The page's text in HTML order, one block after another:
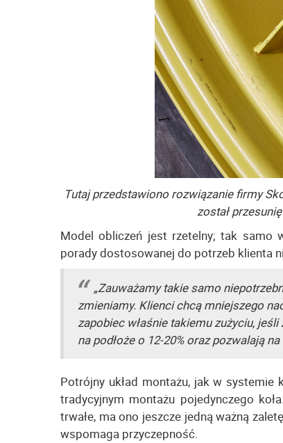
Tutaj przedstawiono rozwiązanie firmy
został
Model obliczeń jest rzetelny; tak samo
porady dostosowanej do potrzeb klienta
„Zauważamy takie samo
zmieniamy. Klienci chcą mniejszego
zapobiec właśnie takiemu zużyciu,
na podłoże o 12-20% oraz pozwalają
Potrójny układ montażu, jak w systemie
tradycyjnym montażu pojedynczego
trwałe, ma ono jeszcze jedną ważną
wspomaga przyczepność.